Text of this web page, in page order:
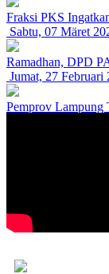
Fraksi PKS
Sabtu, 07 Märet
Ramadhan, DPD
Jumat, 27 Februari
Pemprov Lampung